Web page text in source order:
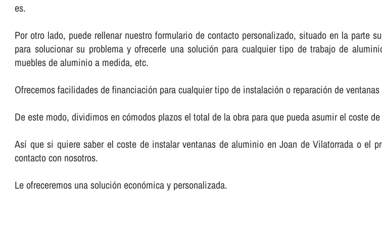
es.
Por otro lado, puede rellenar nuestro formulario de contacto personalizado, situado en la parte
para solucionar su problema y ofrecerle una solución para cualquier tipo de trabajo de
muebles de aluminio a medida, etc.
Ofrecemos facilidades de financiación para cualquier tipo de instalación o reparación de
De este modo, dividimos en cómodos plazos el total de la obra para que pueda asumir el coste
Así­ que si quiere saber el coste de instalar ventanas de aluminio en Joan de Vilatorrada o el
contacto con nosotros.
Le ofreceremos una solución económica y personalizada.